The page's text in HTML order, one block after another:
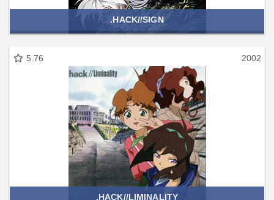
.HACK//SIGN
5.76 2002
.HACK//LIMINALITY